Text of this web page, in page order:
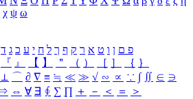
χ ψ ω
פ ם ן ו ט א ר ק ף ך ל ח י ע כ ג ד
『 』 【 】 ＂ （ ） ［ ］ ｛ ｝
⊥ ⌒ ∂ ∇ ≡ ≒ ≪ ≫ √ ∽ ∝ ∵ ∫ ∬ ∈ ∋
⇔ ∀ ∃ ∮ ∑ ∏ ＋ － ＜ ＝
＞